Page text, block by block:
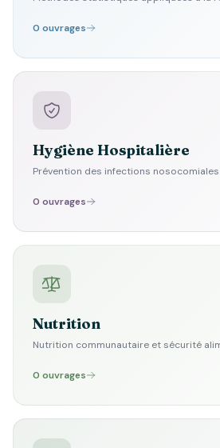
0 ouvrages
Hygiène Hospitalière
Prévention des infections
0 ouvrages
Nutrition
Nutrition communautaire et sécurité
0 ouvrages